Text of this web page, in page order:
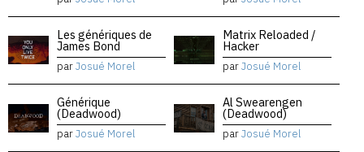
Les génériques de
James Bond
parJosué Morel
Matrix Reloaded /
Hacker
parJosué Morel
Générique
(Deadwood)
parJosué Morel
Al Swearengen
(Deadwood)
parJosué Morel